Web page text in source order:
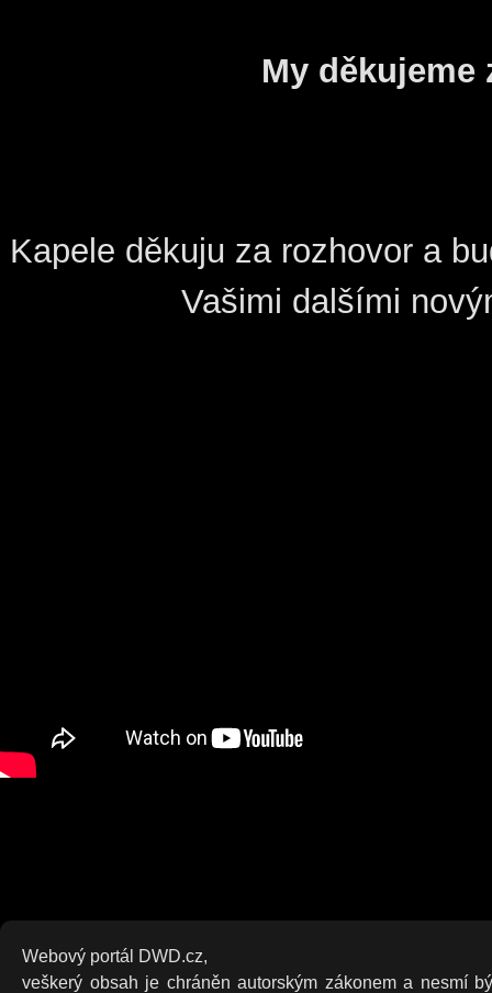
My děkujeme
Kapele děkuju za rozhovor a
Vašimi dalšími
Webový portál DWD.cz,
veškerý obsah je chráněn autorským zákonem a nesmí